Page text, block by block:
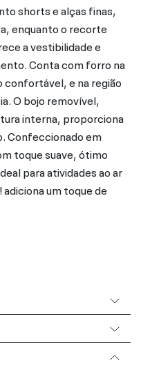
shorts e alças finas,
enquanto o recorte
a vestibilidade e
Conta com forro na
e na região
O bojo removível,
interna, proporciona
Confeccionado em
toque suave, ótimo
para atividades ao ar
adiciona um toque de